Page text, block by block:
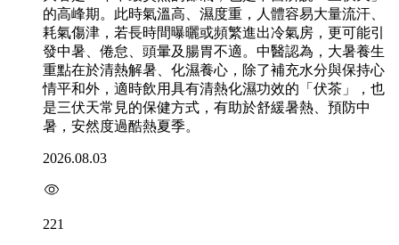
的高峰期。此時氣溫高、濕度重，人體容易大量流汗、
耗氣傷津，若長時間曝曬或頻繁進出冷氣房，更可能引
發中暑、倦怠、頭暈及腸胃不適。中醫認為，大暑養生
重點在於清熱解暑、化濕養心，除了補充水分與保持心
情平和外，適時飲用具有清熱化濕功效的「伏茶」，也
是三伏天常見的保健方式，有助於舒緩暑熱、預防中
暑，安然度過酷熱夏季。
2026.08.03
221